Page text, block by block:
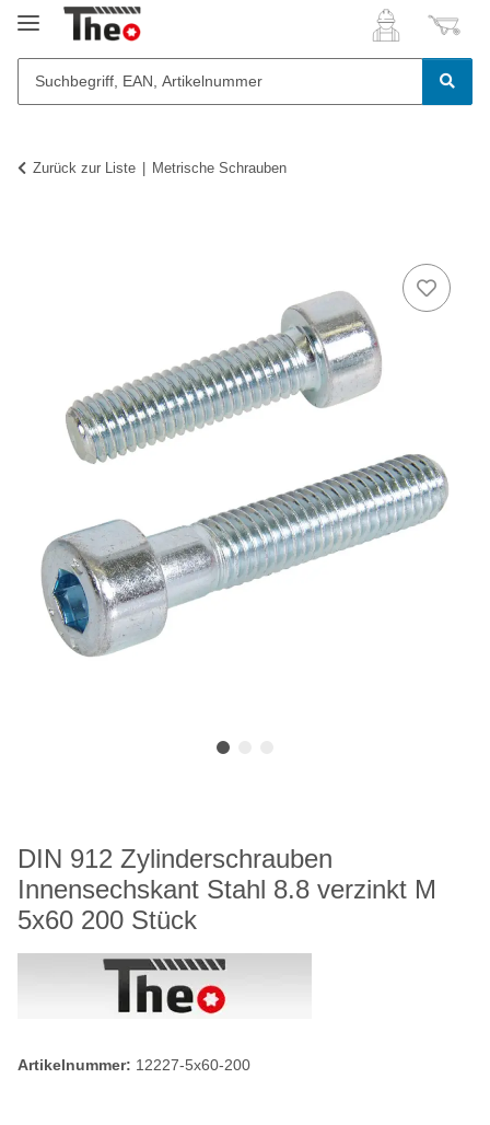
Zurück zur Liste Metrische Schrauben
DIN 912 Zylinderschrauben
Innensechskant Stahl 8.8 verzinkt M
5x60 200 Stück
Artikelnummer: 12227-5x60-200